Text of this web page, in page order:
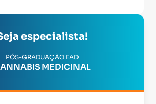
especialista!
PÓS-GRADUAÇÃO EAD
MEDICINAL